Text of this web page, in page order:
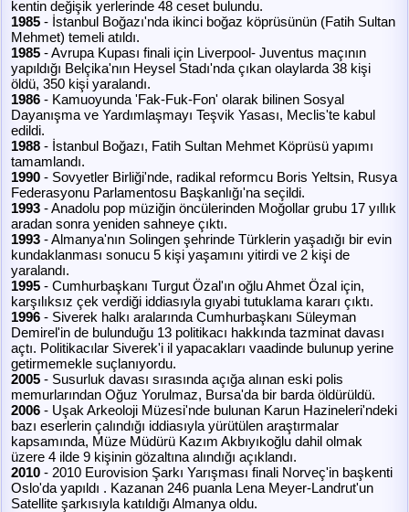
kentin değişik yerlerinde 48 ceset bulundu.
1985 - İstanbul Boğazı'nda ikinci boğaz köprüsünün (Fatih Sultan
Mehmet) temeli atıldı.
1985 - Avrupa Kupası finali için Liverpool- Juventus maçının
yapıldığı Belçika'nın Heysel Stadı'nda çıkan olaylarda 38 kişi
öldü, 350 kişi yaralandı.
1986 - Kamuoyunda 'Fak-Fuk-Fon' olarak bilinen Sosyal
Dayanışma ve Yardımlaşmayı Teşvik Yasası, Meclis'te kabul
edildi.
1988 - İstanbul Boğazı, Fatih Sultan Mehmet Köprüsü yapımı
tamamlandı.
1990 - Sovyetler Birliği'nde, radikal reformcu Boris Yeltsin, Rusya
Federasyonu Parlamentosu Başkanlığı'na seçildi.
1993 - Anadolu pop müziğin öncülerinden Moğollar grubu 17 yıllık
aradan sonra yeniden sahneye çıktı.
1993 - Almanya'nın Solingen şehrinde Türklerin yaşadığı bir evin
kundaklanması sonucu 5 kişi yaşamını yitirdi ve 2 kişi de
yaralandı.
1995 - Cumhurbaşkanı Turgut Özal'ın oğlu Ahmet Özal için,
karşılıksız çek verdiği iddiasıyla gıyabi tutuklama kararı çıktı.
1996 - Siverek halkı aralarında Cumhurbaşkanı Süleyman
Demirel'in de bulunduğu 13 politikacı hakkında tazminat davası
açtı. Politikacılar Siverek'i il yapacakları vaadinde bulunup yerine
getirmemekle suçlanıyordu.
2005 - Susurluk davası sırasında açığa alınan eski polis
memurlarından Oğuz Yorulmaz, Bursa'da bir barda öldürüldü.
2006 - Uşak Arkeoloji Müzesi'nde bulunan Karun Hazineleri'ndeki
bazı eserlerin çalındığı iddiasıyla yürütülen araştırmalar
kapsamında, Müze Müdürü Kazım Akbıyıkoğlu dahil olmak
üzere 4 ilde 9 kişinin gözaltına alındığı açıklandı.
2010 - 2010 Eurovision Şarkı Yarışması finali Norveç'in başkenti
Oslo'da yapıldı . Kazanan 246 puanla Lena Meyer-Landrut'un
Satellite şarkısıyla katıldığı Almanya oldu.